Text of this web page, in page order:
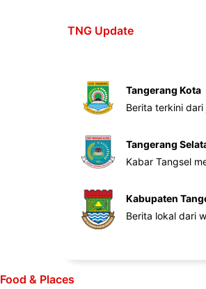
TNG Update
Tangerang Kota
Berita terkini
Tangerang
Kabar Tangsel
Kabupaten
Berita lokal dari
Food & Places